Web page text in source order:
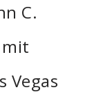
C.
Vegas